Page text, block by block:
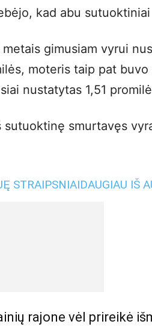
kad abu
metais gimusiam vyrui
moteris taip pat
nustatytas 1,51
sutuoktinę smurtavęs
STRAIPSNIAIDAUGIAU IŠ
rajone vėl prireikė